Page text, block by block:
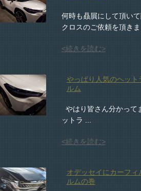
何時も贔屓にして頂い
クロスのご依頼を頂きま
<続きを読む>
やっぱり人気のヘット
ルム
やはり皆さん分かっ
ットラ ...
<続きを読む>
オデッセイにカーフィ
ルムの巻